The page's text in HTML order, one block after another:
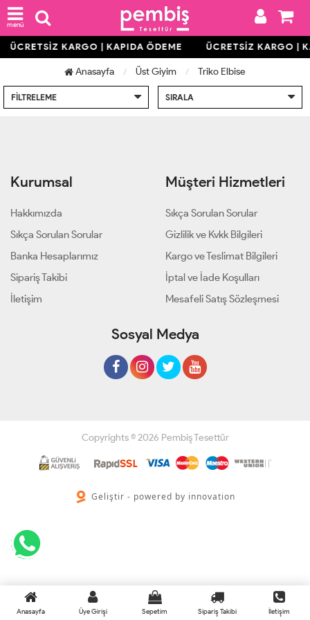
menü
ÜCRETSİZ KARGO | KAPIDA ÖDEME ÜCRETSİZ KARGO |
Anasayfa Üst Giyim Triko Elbise
FILTRELEME SIRALA
Kurumsal
Hakkımızda
Sıkça Sorulan Sorular
Banka Hesaplarımız
Sipariş Takibi
İletişim
Müşteri Hizmetleri
Sıkça Sorulan Sorular
Gizlilik ve Kvkk Bilgileri
Kargo ve Teslimat Bilgileri
İptal ve İade Koşulları
Mesafeli Satış Sözleşmesi
Sosyal Medya
Copyrights © 2026 Pembiş Tesettür
Geliştir - powered by innovation
Anasayfa Üye Girişi Sepetim Sipariş Takibi İletişim